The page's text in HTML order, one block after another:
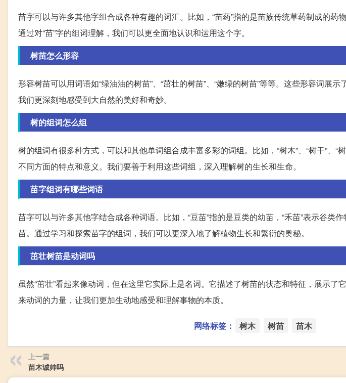
苗字可以与许多其他字组合成各种有趣的词汇。比如，“苗药”指的是苗族传统草药制成的药
通过对“苗”字的组词理解，我们可以更全面地认识和运用这个字。
树苗怎么形容
形容树苗可以用词语如“绿油油的树苗”、“茁壮的树苗”、“嫩绿的树苗”等等。这些形容词展
我们更深刻地感受到大自然的美好和奇妙。
树的组词怎么组
树的组词有很多种方式，可以和其他单词组合成丰富多彩的词组。比如，“树木”、“树干”、“
不同方面的特点和意义。我们要善于利用这些词组，深入理解树的生长和生命。
苗字组词有哪些词语
苗字可以与许多其他字结合成各种词语。比如，“豆苗”指的是豆类的幼苗，“禾苗”表示谷类
苗。通过学习和探索苗字的组词，我们可以更深入地了解植物生长和繁衍的奥秘。
茁壮树苗是动词吗
虽然“茁壮”看起来像动词，但在这里它实际上是名词。它描述了树苗的状态和特征，展示了
来动词的力量，让我们更加生动地感受和理解事物的本质。
网络标签： 树木 树苗 苗木
上一篇
苗木诚帅吗